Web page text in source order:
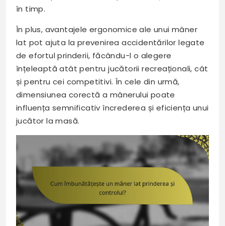
în timp.
În plus, avantajele ergonomice ale unui mâner
lat pot ajuta la prevenirea accidentărilor legate
de efortul prinderii, făcându-l o alegere
înțeleaptă atât pentru jucătorii recreaționali, cât
și pentru cei competitivi. În cele din urmă,
dimensiunea corectă a mânerului poate
influența semnificativ încrederea și eficiența unui
jucător la masă.